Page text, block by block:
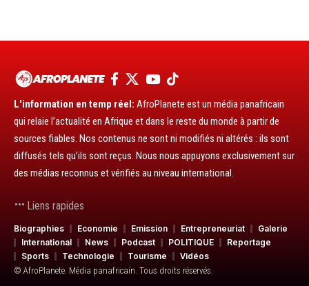
L'information en temp réel: AfroPlanete est un média panafricain
qui relaie l’actualité en Afrique et dans le reste du monde à partir de
sources fiables. Nos contenus ne sont ni modifiés ni altérés : ils sont
diffusés tels qu’ils sont reçus. Nous nous appuyons exclusivement sur
des médias reconnus et vérifiés au niveau international.
Liens rapides
Biographies Economie Emission Entrepreneuriat
Galerie
International
News Podcast POLITIQUE
Reportage
Sports
Technologie Tourisme
Vidéos
© AfroPlanete. Média panafricain. Tous droits réservés.